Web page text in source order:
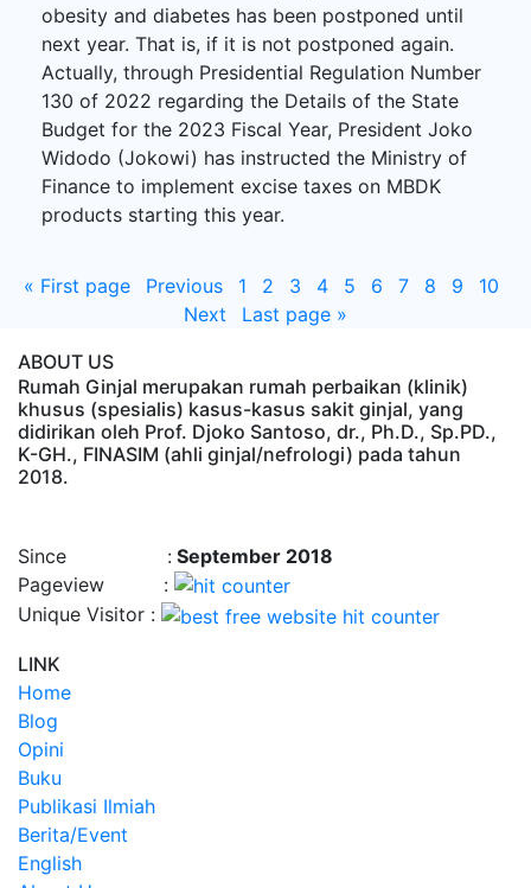
obesity and diabetes has been postponed until
next year. That is, if it is not postponed again.
Actually, through Presidential Regulation Number
130 of 2022 regarding the Details of the State
Budget for the 2023 Fiscal Year, President Joko
Widodo (Jokowi) has instructed the Ministry of
Finance to implement excise taxes on MBDK
products starting this year.
« First page Previous 1 2 3 4 5 6 7 8 9
10
Next
Last page »
ABOUT US
Rumah Ginjal merupakan rumah perbaikan (klinik)
khusus (spesialis) kasus-kasus sakit ginjal, yang
didirikan oleh Prof. Djoko Santoso, dr., Ph.D., Sp.PD.,
K-GH., FINASIM (ahli ginjal/nefrologi) pada tahun
2018.
Since : September 2018
Pageview :
Unique Visitor :
LINK
Home
Blog
Opini
Buku
Publikasi Ilmiah
Berita/Event
English